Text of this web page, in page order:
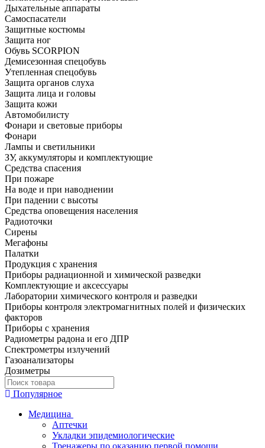
Дыхательные аппараты
Самоспасатели
Защитные костюмы
Защита ног
Обувь SCORPION
Демисезонная спецобувь
Утепленная спецобувь
Защита органов слуха
Защита лица и головы
Защита кожи
Автомобилисту
Фонари и световые приборы
Фонари
Лампы и светильники
ЗУ, аккумуляторы и комплектующие
Средства спасения
При пожаре
На воде и при наводнении
При падении с высоты
Средства оповещения населения
Радиоточки
Сирены
Мегафоны
Палатки
Продукция с хранения
Приборы радиационной и химической разведки
Комплектующие и аксессуары
Лаборатории химического контроля и разведки
Приборы контроля электромагнитных полей и физических
факторов
Приборы с хранения
Радиометры радона и его ДПР
Спектрометры излучений
Газоанализаторы
Дозиметры
Популярное
Медицина
Аптечки
Укладки эпидемиологические